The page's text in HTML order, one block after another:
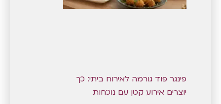
פינגר פוד גורמה לאירוח ביתי: כך
יוצרים אירוע קטן עם נוכחות